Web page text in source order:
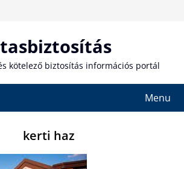
kötelező biztosítás információs portál
Menu
kerti haz